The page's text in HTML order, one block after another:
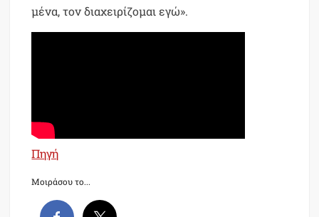
μένα, τον διαχειρίζομαι εγώ».
Πηγή
Μοιράσου το...